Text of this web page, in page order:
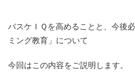
バスケＩＱを高めることと、今後
ミング教育」について
今回はこの内容をご説明します。